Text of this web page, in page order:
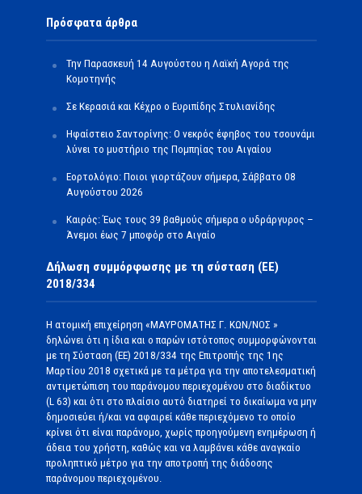
Πρόσφατα άρθρα
Την Παρασκευή 14 Αυγούστου η Λαϊκή Αγορά της
Κομοτηνής
Σε Κερασιά και Κέχρο ο Ευριπίδης Στυλιανίδης
Ηφαίστειο Σαντορίνης: Ο νεκρός έφηβος του τσουνάμι
λύνει το μυστήριο της Πομπηίας του Αιγαίου
Εορτολόγιο: Ποιοι γιορτάζουν σήμερα, Σάββατο 08
Αυγούστου 2026
Καιρός: Έως τους 39 βαθμούς σήμερα ο υδράργυρος –
Άνεμοι έως 7 μποφόρ στο Αιγαίο
Δήλωση συμμόρφωσης με τη σύσταση (ΕΕ)
2018/334
Η ατομική επιχείρηση «ΜΑΥΡΟΜΑΤΗΣ Γ. ΚΩΝ/ΝΟΣ »
δηλώνει ότι η ίδια και ο παρών ιστότοπος συμμορφώνονται
με τη Σύσταση (ΕΕ) 2018/334 της Επιτροπής της 1ης
Μαρτίου 2018 σχετικά με τα μέτρα για την αποτελεσματική
αντιμετώπιση του παράνομου περιεχομένου στο διαδίκτυο
(L 63) και ότι στο πλαίσιο αυτό διατηρεί το δικαίωμα να μην
δημοσιεύει ή/και να αφαιρεί κάθε περιεχόμενο το οποίο
κρίνει ότι είναι παράνομο, χωρίς προηγούμενη ενημέρωση ή
άδεια του χρήστη, καθώς και να λαμβάνει κάθε αναγκαίο
προληπτικό μέτρο για την αποτροπή της διάδοσης
παράνομου περιεχομένου.